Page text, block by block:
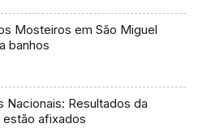
Mosteiros em São Miguel
banhos
Nacionais: Resultados da
estão afixados